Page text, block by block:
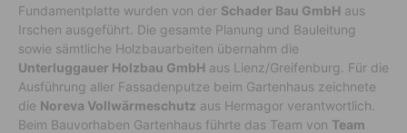
Fundamentplatte wurden von der Schader Bau GmbH aus
Irschen ausgeführt. Die gesamte Planung und Bauleitung
sowie sämtliche Holzbauarbeiten übernahm die
Unterluggauer Holzbau GmbH aus Lienz/Greifenburg. Für die
Ausführung aller Fassadenputze beim Gartenhaus zeichnete
die Noreva Vollwärmeschutz aus Hermagor verantwortlich.
Beim Bauvorhaben Gartenhaus führte das Team von Team